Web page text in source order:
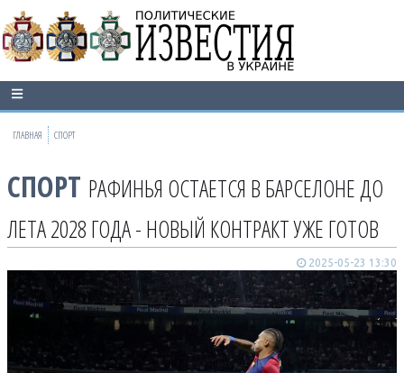
ГЛАВНАЯ СПОРТ
СПОРТ РАФИНЬЯ ОСТАЕТСЯ В БАРСЕЛОНЕ ДО
ЛЕТА 2028 ГОДА - НОВЫЙ КОНТРАКТ УЖЕ ГОТОВ
2025-05-23 13:30